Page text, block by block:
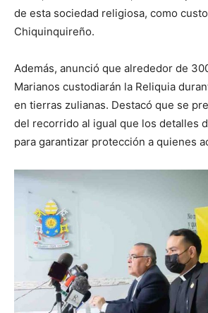
de esta sociedad religiosa, como
Chiquinquireño.
Además, anunció que alrededor de
Marianos custodiarán la Reliquia
en tierras zulianas. Destacó que se
del recorrido al igual que los detalles
para garantizar protección a quienes